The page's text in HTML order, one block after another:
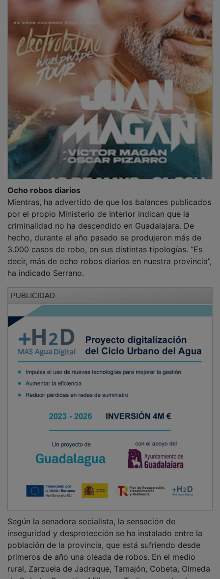
Mientras, ha advertido de que los balances publicados
por el propio Ministerio de Interior indican que la
criminalidad no ha descendido en Guadalajara. De
hecho, durante el año pasado se produjeron más de
3.000 casos de robo, en sus distintas tipologías. “Es
decir, más de ocho robos diarios en nuestra provincia”,
ha indicado Serrano.
inseguridad y desprotección se ha instalado entre la
población de la provincia, que está sufriendo desde
primeros de año una oleada de robos. En el medio
rural, Zarzuela de Jadraque, Tamajón, Cobeta, Olmeda
de Cobeta, Sacedón, Millana o Torija son solo algunos